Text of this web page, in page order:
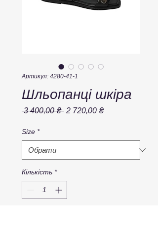
Артикул: 4280-41-1
Шльопанці шкіра
3 400,00 ₴ Звичайна
2 720,00 ₴За
Size *
Кількість *